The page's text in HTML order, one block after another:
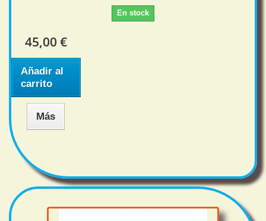
En stock
45,00 €
Añadir al
carrito
Más